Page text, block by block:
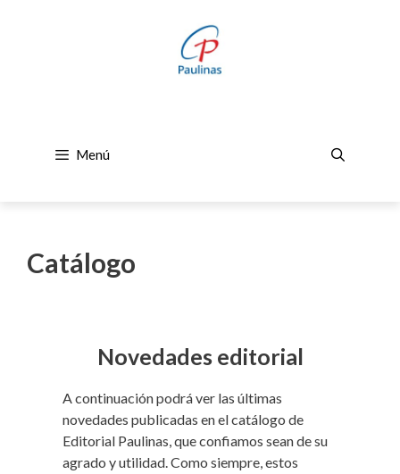
Menú
Catálogo
Novedades editorial
A continuación podrá ver las últimas
novedades publicadas en el catálogo de
Editorial Paulinas, que confiamos sean de su
agrado y utilidad. Como siempre, estos